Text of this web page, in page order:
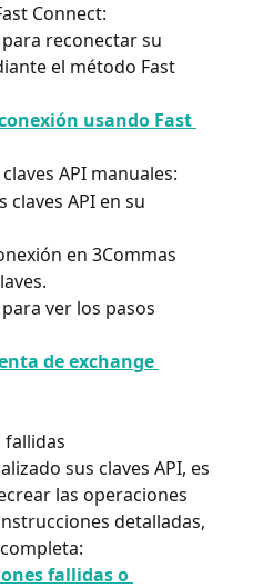
Connect:
reconectar su
el método Fast
usando Fast
API manuales:
claves API en su
en 3Commas
ver los pasos
de exchange
fallidas
sus claves API, es
las operaciones
detalladas,
fallidas o